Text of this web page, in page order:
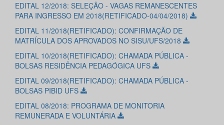
EDITAL 12/2018: SELEÇÃO - VAGAS REMANESCENTES
PARA INGRESSO EM 2018(RETIFICADO-04/04/2018)
EDITAL 11/2018(RETIFICADO): CONFIRMAÇÃO DE
MATRÍCULA DOS APROVADOS NO SISU/UFS/2018
EDITAL 10/2018(RETIFICADO): CHAMADA PÚBLICA -
BOLSAS RESIDÊNCIA PEDAGÓGICA UFS
EDITAL 09/2018(RETIFICADO): CHAMADA PÚBLICA -
BOLSAS PIBID UFS
EDITAL 08/2018: PROGRAMA DE MONITORIA
REMUNERADA E VOLUNTÁRIA